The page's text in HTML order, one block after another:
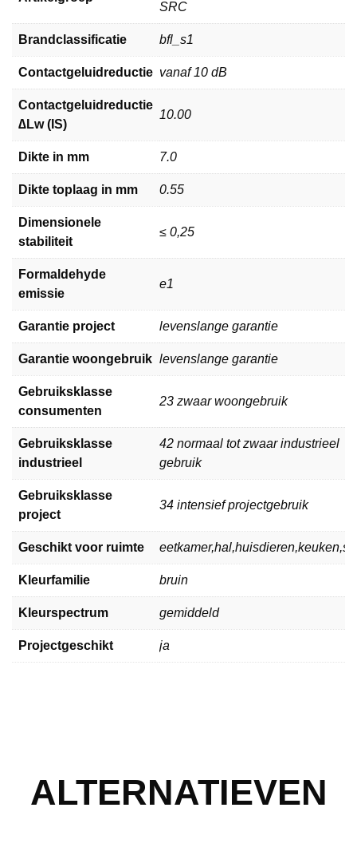
SRC
Brandclassificatie bfl_s1
Contactgeluidreductie vanaf 10 dB
Contactgeluidreductie
∆Lw (IS)
10.00
Dikte in mm 7.0
Dikte toplaag in mm 0.55
Dimensionele
stabiliteit
≤ 0,25
Formaldehyde
emissie
e1
Garantie project levenslange garantie
Garantie woongebruik levenslange garantie
Gebruiksklasse
consumenten
23 zwaar woongebruik
Gebruiksklasse
industrieel
42 normaal tot zwaar industrieel
gebruik
Gebruiksklasse
project
34 intensief projectgebruik
Geschikt voor ruimte
Kleurfamilie bruin
Kleurspectrum gemiddeld
Projectgeschikt ja
ALTERNATIEVEN